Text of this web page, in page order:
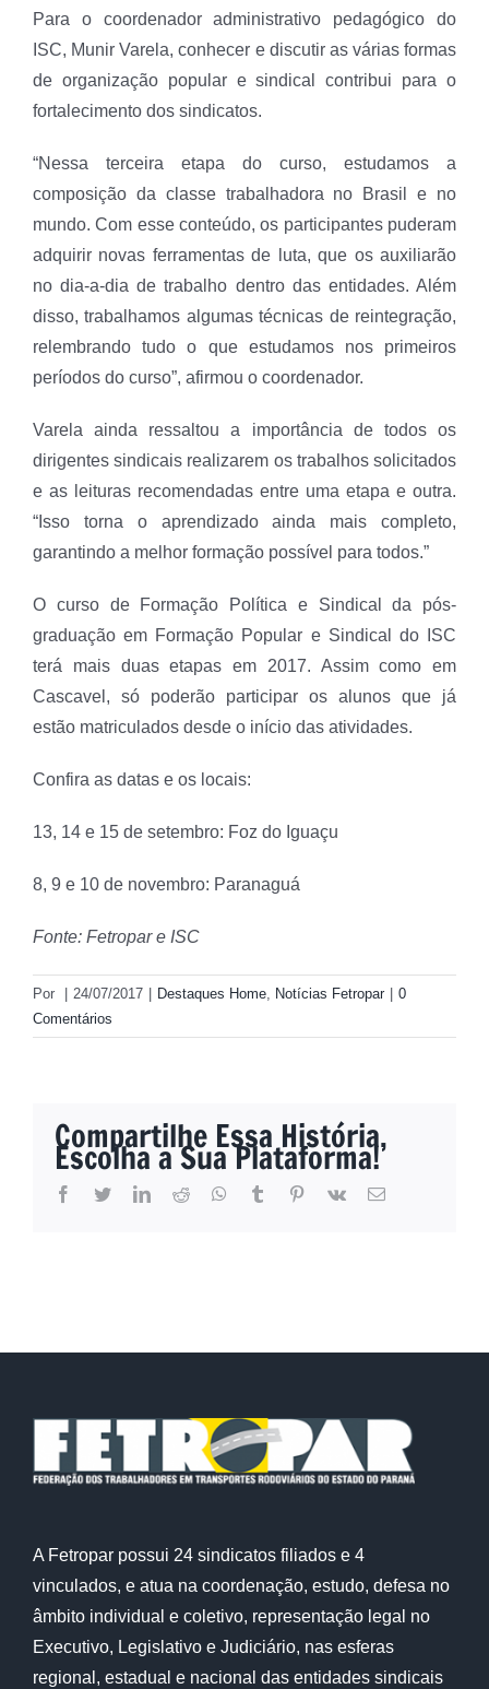
Para o coordenador administrativo pedagógico do
ISC, Munir Varela, conhecer e discutir as várias formas
de organização popular e sindical contribui para o
fortalecimento dos sindicatos.
“Nessa terceira etapa do curso, estudamos a
composição da classe trabalhadora no Brasil e no
mundo. Com esse conteúdo, os participantes puderam
adquirir novas ferramentas de luta, que os auxiliarão
no dia-a-dia de trabalho dentro das entidades. Além
disso, trabalhamos algumas técnicas de reintegração,
relembrando tudo o que estudamos nos primeiros
períodos do curso”, afirmou o coordenador.
Varela ainda ressaltou a importância de todos os
dirigentes sindicais realizarem os trabalhos solicitados
e as leituras recomendadas entre uma etapa e outra.
“Isso torna o aprendizado ainda mais completo,
garantindo a melhor formação possível para todos.”
O curso de Formação Política e Sindical da pós-
graduação em Formação Popular e Sindical do ISC
terá mais duas etapas em 2017. Assim como em
Cascavel, só poderão participar os alunos que já
estão matriculados desde o início das atividades.
Confira as datas e os locais:
13, 14 e 15 de setembro: Foz do Iguaçu
8, 9 e 10 de novembro: Paranaguá
Fonte: Fetropar e ISC
Por 24/07/2017 Destaques Home, Notícias Fetropar
0
Comentários
Compartilhe Essa História,
Escolha a Sua Plataforma!
facebook
twitterlinkedinreddit whatsapptumblr pinterest
vk
E-
A Fetropar possui 24 sindicatos filiados e 4
vinculados, e atua na coordenação, estudo, defesa no
âmbito individual e coletivo, representação legal no
Executivo, Legislativo e Judiciário, nas esferas
regional, estadual e nacional das entidades sindicais